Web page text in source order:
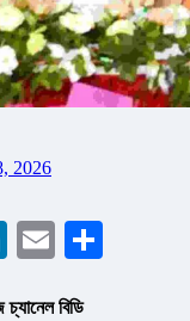
2026
LinkedIn
Email
বিডি